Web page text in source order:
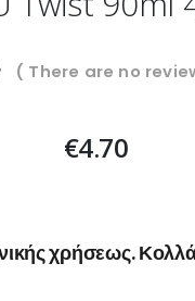
( There are no
€4.70
χρήσεως.